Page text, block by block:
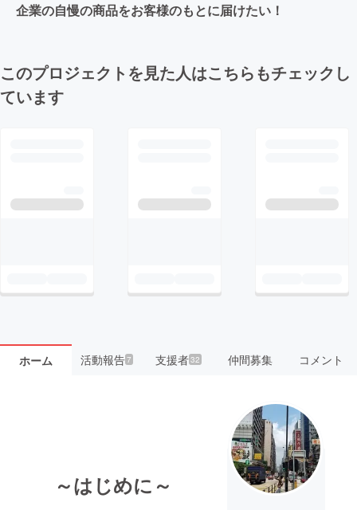
企業の自慢の商品をお客様のもとに届けたい！
このプロジェクトを見た人はこちらもチェックし
ています
ホーム 活動報告7 支援者32 仲間募集 コメント
～はじめに～